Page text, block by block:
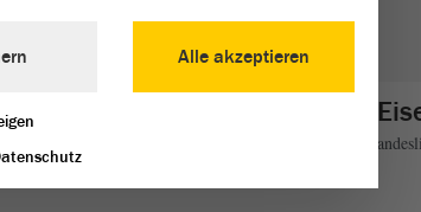
Kerstin
Die Linke -
Alle akzeptieren